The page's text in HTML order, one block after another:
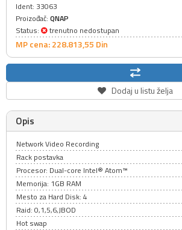
Ident: 33063
Proizođač: QNAP
Status:
trenutno nedostupan
MP cena: 228.813,55 Din
Dodaj u listu želja
Opis
Network Video Recording
Rack postavka
Procesor: Dual-core Intel® Atom™
Memorija: 1GB RAM
Mesto za Hard Disk: 4
Raid: 0,1,5,6,JBOD
Hot swap